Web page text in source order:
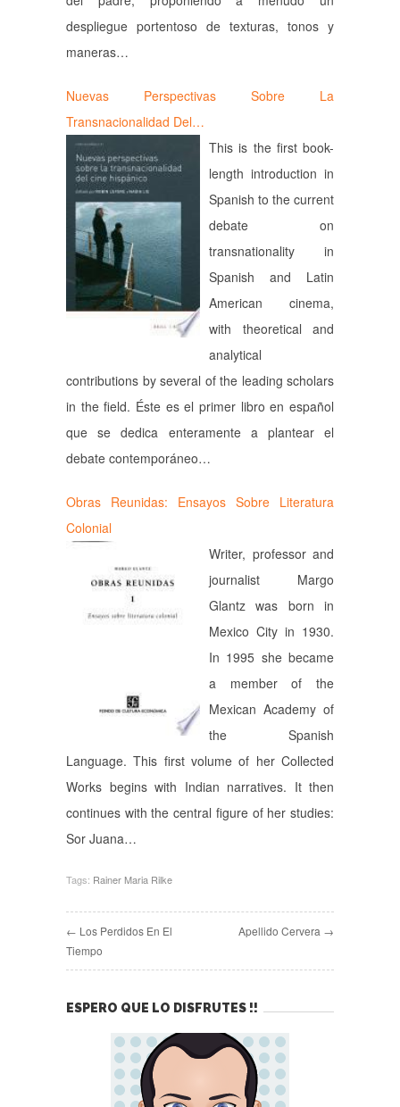
despliegue portentoso de texturas, tonos y
maneras…
Nuevas Perspectivas Sobre La
Transnacionalidad Del…
This is the first book-
length introduction in
Spanish to the current
debate on
transnationality in
Spanish and Latin
American cinema,
with theoretical and
analytical
contributions by several of the leading scholars
in the field. Éste es el primer libro en español
que se dedica enteramente a plantear el
debate contemporáneo…
Obras Reunidas: Ensayos Sobre Literatura
Colonial
Writer, professor and
journalist Margo
Glantz was born in
Mexico City in 1930.
In 1995 she became
a member of the
Mexican Academy of
the Spanish
Language. This first volume of her Collected
Works begins with Indian narratives. It then
continues with the central figure of her studies:
Sor Juana…
Tags: Rainer Maria Rilke
← Los Perdidos En El
Tiempo
Apellido Cervera →
ESPERO QUE LO DISFRUTES !!